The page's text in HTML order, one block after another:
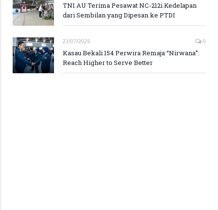
TNI AU Terima Pesawat NC-212i Kedelapan
dari Sembilan yang Dipesan ke PTDI
23/07/2026 0
Kasau Bekali 154 Perwira Remaja “Nirwana”:
Reach Higher to Serve Better